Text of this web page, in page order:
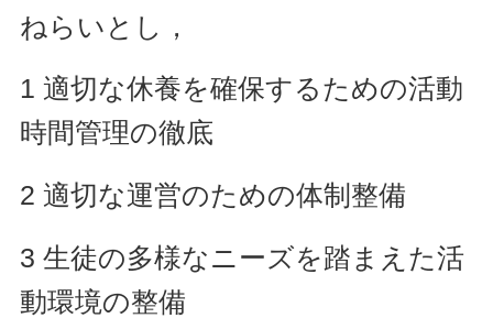
ねらいとし，
1 適切な休養を確保するための活動
時間管理の徹底
2 適切な運営のための体制整備
3 生徒の多様なニーズを踏まえた活
動環境の整備